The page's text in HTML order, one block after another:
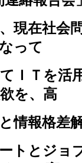
現在社会
って
ＩＴを活
を、高
情報格差
トとジョ